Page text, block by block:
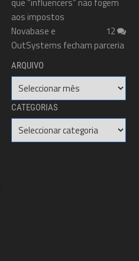
que “influencers” não fogem
aos impostos
12
Novabase e
OutSystems fecham parceria
ARQUIVO
Arquivo
CATEGORIAS
Categorias